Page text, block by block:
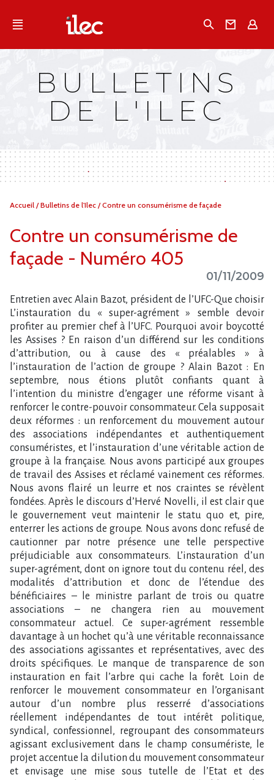
Qu'est-ce que l’Ilec
Campagnes multimarques
Dans la presse
BULLETINS
DE L'ILEC
Vous
Accueil /Bulletins de l'Ilec /Contre un consumérisme de façade
Contre un consumérisme de
façade - Numéro 405
01/11/2009
Entretien avec Alain Bazot, président de l’UFC-Que choisir L’instauration du « super-agrément » semble devoir profiter au premier chef à l’UFC. Pourquoi avoir boycotté les Assises ? En raison d’un différend sur les conditions d’attribution, ou à cause des « préalables » à l’instauration de l’action de groupe ? Alain Bazot : En septembre, nous étions plutôt confiants quant à l’intention du ministre d’engager une réforme visant à renforcer le contre-pouvoir consommateur. Cela supposait deux réformes : un renforcement du mouvement autour des associations indépendantes et authentiquement consuméristes, et l’instauration d’une véritable action de groupe à la française. Nous avons participé aux groupes de travail des Assises et réclamé vainement ces réformes. Nous avons flairé un leurre et nos craintes se révèlent fondées. Après le discours d’Hervé Novelli, il est clair que le gouvernement veut maintenir le statu quo et, pire, enterrer les actions de groupe. Nous avons donc refusé de cautionner par notre présence une telle perspective préjudiciable aux consommateurs. L’instauration d’un super-agrément, dont on ignore tout du contenu réel, des modalités d’attribution et donc de l’étendue des bénéficiaires – le ministre parlant de trois ou quatre associations – ne changera rien au mouvement consommateur actuel. Ce super-agrément ressemble davantage à un hochet qu’à une véritable reconnaissance des associations agissantes et représentatives, avec des droits spécifiques. Le manque de transparence de son instauration en fait l’arbre qui cache la forêt. Loin de renforcer le mouvement consommateur en l’organisant autour d’un nombre plus resserré d’associations réellement indépendantes de tout intérêt politique, syndical, confessionnel, regroupant des consommateurs agissant exclusivement dans le champ consumériste, le projet accentue la dilution du mouvement consommateur et envisage une mise sous tutelle de l’Etat et des entreprises. Cela apparaît notamment en établissant des critères d’agrément peu en phase avec la représentativité consumériste, prévoyant un contrôle tatillon des associations agréées digne d’une économie administrée. En outre, et alors que depuis des années il est dit qu’il y a trop d’associations, l’agrément de nouvelles associations sectorielles dont on ne connaît pas le degré d’indépendance (Afutt, Afub, Freeks)1 semble bien envisagé. Craignez-vous que le super-agrément soit de nature à creuser les divisions dans le collège consommateurs du CNC ? Selon quels critères voudriez-vous que le « super-agrément » soit attribué ? A. B. : Etant une coquille vide, je ne vois pas en quoi le super-agrément pourrait changer quoi que ce soit… Pour un véritable renforcement du contre-pouvoir consommateur, il eût fallu que la création d’un super-agrément repose sur des critères transparents et objectifs d’appréciation de l’activité consumériste des dix-sept associations actuelles, avec une pondération orientée significativement vers l’activité effective au service des consommateurs (traitement de litiges, réalisation d’expertises, communication extérieure, action en justice), et non selon la participation à des instances ou l’appartenance à un regroupement associatif qui ne servent en soi aucunement les intérêts des consommateurs. Or nous avons vu lors des travaux des groupes préparatoires des Assises qu’on était loin du compte. De même, il aurait fallu donner au super-agrément un réel contenu soulignant l’action et la représentativité des bénéficiaires. Ce contenu aurait pu comprendre l’exclusivité de l’action en justice, mesure symbolique, un siège de droit au Conseil économique, social et environnemental national et dans les CES régionaux, ainsi qu’une pondération des voix ou des sièges au Conseil national de la consommation, assurant aux bénéficiaires une influence déterminante et prépondérante sur la gouvernance de cette institution. A défaut, il est clair que l’émiettement qui affaiblit la voix des consommateurs va perdurer. Les critères de représentativité des associations sont-ils toujours pertinents ? Et comment jugez-vous les « indicateurs de performance » en usage depuis 2006 censés éclairer l’Etat dans sa politique de subvention des associations ? A. B. : Aujourd’hui, les critères de représentativité sont aussi peu transparents qu’objectifs. Tout repose sur du déclaratif et il n’y a pas de vérifications permettant d’attester que les moyens de l’Etat convergent vers les associations les plus représentatives. Les crédits sont dilués et cette dilution conduit à un sous-subventionnement des associations agissantes, toujours au détriment des consommateurs. Le régime de l’aide publique (agrément, subvention) serait-il compatible avec une extension de l’action consumériste aux services publics dont le citoyen est aussi un consommateur? Y a-t-il des champs de la consommation peu ou mal couverts par les associations ? A. B. : La question des services publics est épineuse, puisque les Français sont avant tout des usagers et non des consommateurs de services publics, même si, vous avez raison de le noter, la frontière est de moins en moins facile à tracer (problème des numéros surtaxés de l’administration, prix de l’eau, etc.). L’UFC traite de certaines problématiques liées aux services publics. Ce n’est d’ailleurs pas l’agrément qui nous détermine à traiter de tel ou tel sujet. Association de droit privé, nous traitons de ceux relevant de notre objet social ; l’agrément, lui, n’apporte qu’une reconnaissance institutionnelle. Cela dit, il est vrai que l’agrément « consommateurs » est aujourd’hui accordé à des associations qui ne traitent que marginalement de consommation. Ce diagnostic avait d’ailleurs été fait dans le récent rapport Laurent, qui appelait à une rationalisation de l’agrément en refusant de l’octroyer aux associations sectorielles qui ne traitent que de logement ou de transport. Il n’est pas normal que l’agrément « consommateurs » soit donné à des associations dont l’activité prépondérante ne porte pas sur la consommation. Si l’on veut un vrai contre-pouvoir des consommateurs, il faut valoriser l’activité effective au service de la cause des consommateurs, notamment la diversité des sujets consuméristes traités ; malheureusement, cela ne semble pas être l’objectif de la réforme gouvernementale. Le ministre s’est prononcé en faveur de l’instauration, à terme et une fois levés plusieurs préalables, dont la réorganisation du mouvement consumériste et la généralisation de la médiation, d’une action de groupe très encadrée et « en dernier recours », une fois épuisées les procédures de médiation renforcées. Y croyez-vous ? A. B. : Promise par Nicolas Sarkozy en 2007 et figurant dans la lettre de mission de Christine Lagarde, l’action de groupe est effectivement renvoyée aux calendes grecques alors même que les autorités (Autorité de la concurrence, direction du Trésor, Commission européenne, Comité économique et social européen) soulignent que c’est un instrument indispensable à l’émergence d’un contre-pouvoir des consommateurs, et je dirais d’équilibre du marché. C’est l’arlésienne du gouvernement. Hervé Novelli fait de la généralisation de la médiation, règlement amiable des litiges individuels aujourd’hui aux mains des professionnels, un préalable à cette réforme. On est dans le mélange des genres au service du Medef, seul opposant à l’action de groupe. Mais il y a pire que les déclarations d’Hervé Novelli, je retiens des Assises le réquisitoire contre l’action de groupe de Christine Lagarde, dont le degré de surréalisme n’a d’égal que la mauvaise foi dont il est pétri. Comment peut-on encore agiter l’épouvantail du modèle américain, dont il n’a jamais été question en France et en Europe ! Ces Assises se sont donc transformées en enterrement de première classe, par le gouvernement, d’une réforme pourtant indispensable. Il était hors de question que j’escorte le corbillard. Je compte désormais sur les parlementaires, les groupes de travail se multipliant dans chacune des chambres, pour instaurer dans les plus brefs délais cette évolution, élément indispensable à l’effectivité des droits des consommateurs. Comment jugez-vous la qualité de vos relations avec l’INC ? Qu’en attendez-vous de plus, et sa reconfiguration annoncée aux Assises vous paraît-elle en mesure d’y répondre ? A. B. : Devant en principe être cantonné à un rôle purement documentaire au service des associations de consommateurs qui en ont besoin, l’INC sort parfois de ce rôle et exerce une influence dans la défense des consommateurs, ce qui concurrence le travail des associations authentiquement consuméristes et créée la confusion chez les consommateurs… En insistant sur le rôle informatif de l’INC, en y intégrant les comités techniques régionaux de la consommation (CTRC), dont l’ambition politique au détriment des associations de consommateurs, pour certains d’entre eux, est indéniable, et en voulant y inclure la Commission de sécurité des consommateurs et la Commission des clauses abusives, structures indépendantes ayant démontré leur utilité au service des consommateurs, le ministre brouille davantage le rôle de l’INC. L’UFC-Que choisir ne souhaite pas que l’INC se transforme en agence de protection des consommateurs. Elle souhaite qu’il soit cantonné à un rôle d’outil technique à la disposition des associations qui en auraient besoin. Le consumérisme français est-il en voie de regroupement, ou les différences d’approche se creusent-elles entre ses acteurs ? A. B. : Au lendemain des Assises de la consommation, vous l’aurez compris, il est difficile de savoir quel sera le visage du consumérisme à la française demain… Mais il est à craindre que, quels que soient les habillages, les alliances de pure stratégie, nous soyons encore victimes du caractère pléthorique du mouvement consommateur, qui ne devrait plus être composé de dix-sept associations, fort différentes, mais de vingt, voire plus… Cette situation, loin d’être